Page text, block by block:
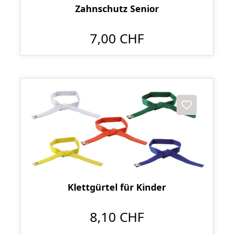
Zahnschutz Senior
7,00 CHF
Klettgürtel für Kinder
8,10 CHF